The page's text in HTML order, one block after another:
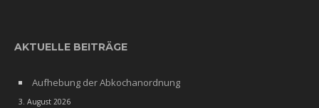
AKTUELLE BEITRÄGE
Aufhebung der Abkochanordnung
3. August 2026